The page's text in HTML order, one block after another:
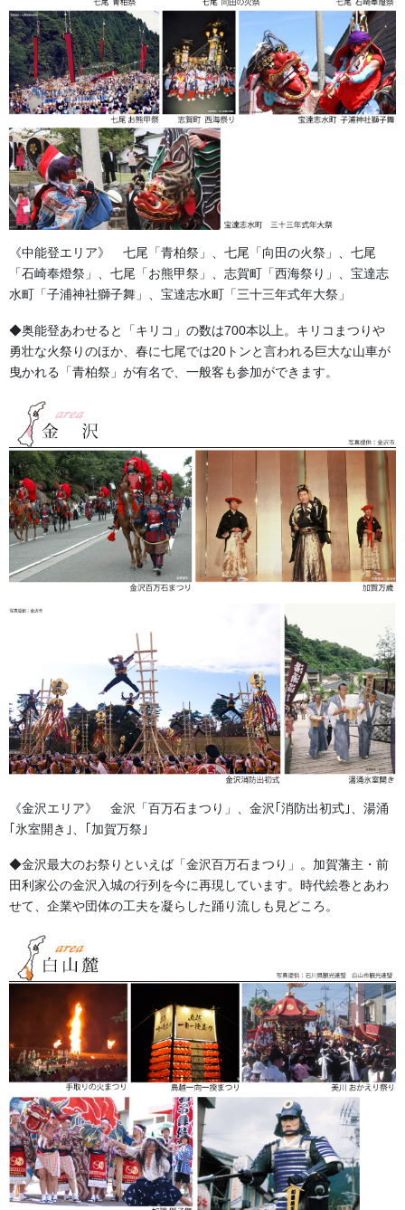
価格：19,000円～/枚子供 小サイズ・特小サイズ
サイズ等により価格は変動します。
納期：3週間～
別誂前掛け・文字（ステッチ）
止 文字のフェルトの止め方で
す
文字のフェルト生地・ステッチ止め前掛けです。町内会や保存会
等の頭文字やお名前のご注文を多く頂いております。
価格：10枚以上 20,000円～/枚 （要見積もり）文字の形によ
り価格が変わります。
祭り前掛けの価格は、デザインの仕様（入れる文字の数、文字の
大きさ・サイズ、刺繍やワッペンの範囲など）によって変動いた
お客様のご予算やご要望に合わせた最適なプランをご提案いたし
ますので、まずは「どんな文字を、どれくらいのサイズで入れた
本商品は1枚からオーダーいただけますが、
合、少数量生産の型代・加工代が含まれるため、1枚あたりの価格
が高くなります。
あらかじめご了承いただけますと幸いです。
10枚以上でのご注文から価格を大きく抑えることができますの
で、追加のご予定などがある場合は、できるだけまとめてご注文
いただくことをおすすめしております。
納期：45日～
別誂前掛け・文字のフチに機械
《中能登エリア》 七尾「青柏祭」、七尾「向田の火祭」、七尾
「石崎奉燈祭」、七尾「お熊甲祭」、志賀町「西海祭り」、宝達志
水町「子浦神社獅子舞」、宝達志水町「三十三年式年大祭」
◆奥能登あわせると「キリコ」の数は700本以上。キリコまつりや
勇壮な火祭りのほか、春に七尾では20トンと言われる巨大な山車が
曳かれる「青柏祭」が有名で、一般客も参加ができます。
《金沢エリア》 金沢「百万石まつり」、金沢｢消防出初式｣、湯涌
｢氷室開き｣、｢加賀万祭｣
◆金沢最大のお祭りといえば「金沢百万石まつり」。加賀藩主・前
田利家公の金沢入城の行列を今に再現しています。時代絵巻とあわ
せて、企業や団体の工夫を凝らした踊り流しも見どころ。